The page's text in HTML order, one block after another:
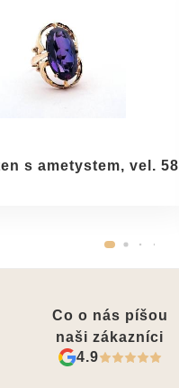
s ametystem, vel. 58
Co o nás píšou
naši zákazníci
4.9